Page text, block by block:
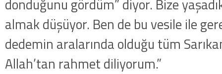
donduğunu gördüm” diyor. Bize
almak düşüyor. Ben de bu vesile ile
dedemin aralarında olduğu tüm
Allah’tan rahmet diliyorum.”